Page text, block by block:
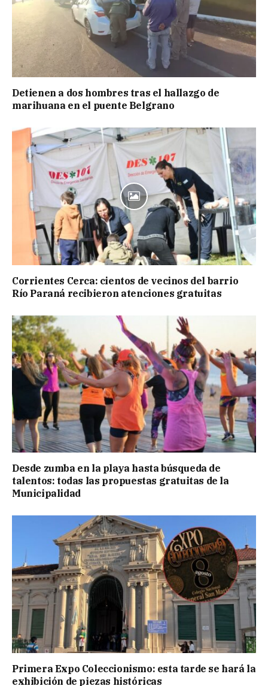
Detienen a dos hombres tras el hallazgo de
marihuana en el puente Belgrano
Corrientes Cerca: cientos de vecinos del barrio
Río Paraná recibieron atenciones gratuitas
Desde zumba en la playa hasta búsqueda de
talentos: todas las propuestas gratuitas de la
Municipalidad
Primera Expo Coleccionismo: esta tarde se hará la
exhibición de piezas históricas